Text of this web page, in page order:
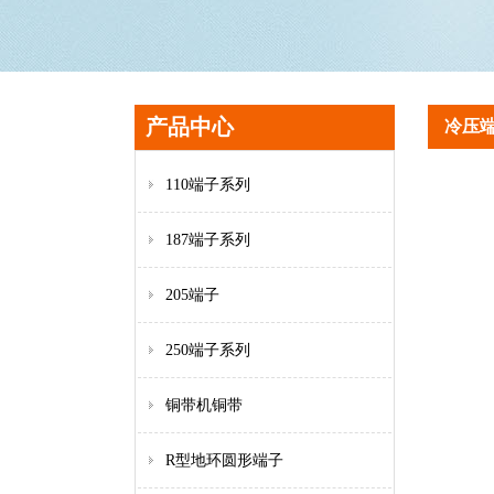
产品中心
110端子系列
187端子系列
205端子
250端子系列
铜带机铜带
R型地环圆形端子
冷压